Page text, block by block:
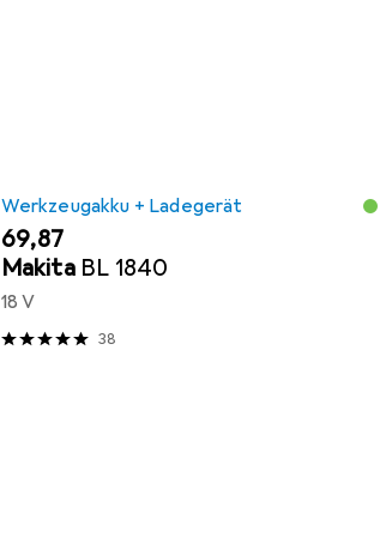
Werkzeugakku + Ladegerät
EUR
69,87
Makita BL 1840
18 V
38